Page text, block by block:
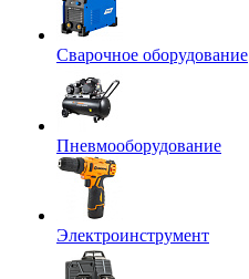
Сварочное оборудование
Пневмооборудование
Электроинструмент